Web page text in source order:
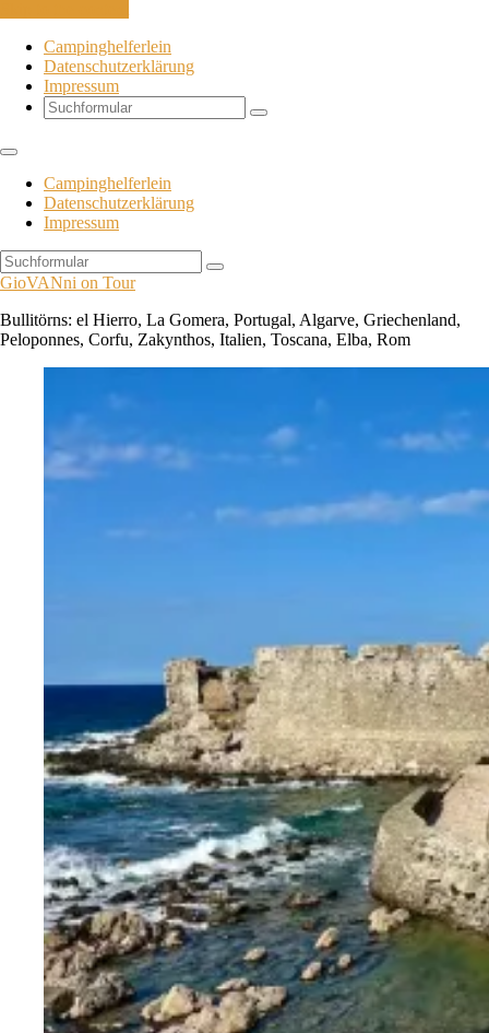
Campinghelferlein
Datenschutzerklärung
Impressum
Search
Campinghelferlein
Datenschutzerklärung
Impressum
Search
GioVANni on Tour
Bullitörns: el Hierro, La Gomera, Portugal, Algarve, Griechenland,
Peloponnes, Corfu, Zakynthos, Italien, Toscana, Elba, Rom